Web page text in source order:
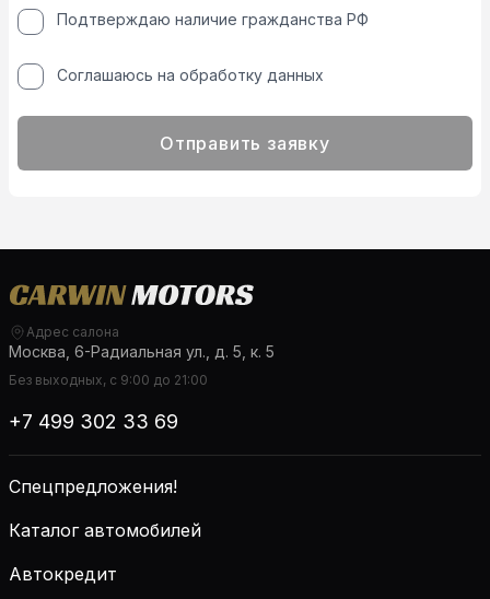
Подтверждаю наличие гражданства РФ
Соглашаюсь на обработку данных
Отправить заявку
Адрес салона
Москва, 6-Радиальная ул., д. 5, к. 5
Без выходных, с 9:00 до 21:00
+7 499 302 33 69
Спецпредложения!
Каталог автомобилей
Автокредит